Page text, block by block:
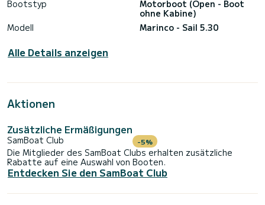
Bootstyp
Motorboot (Open - Boot
ohne Kabine)
Modell
Marinco - Sail 5.30
Alle Details anzeigen
Aktionen
Zusätzliche Ermäßigungen
SamBoat Club -5%
Die Mitglieder des SamBoat Clubs erhalten zusätzliche
Rabatte auf eine Auswahl von Booten.
Entdecken Sie den SamBoat Club